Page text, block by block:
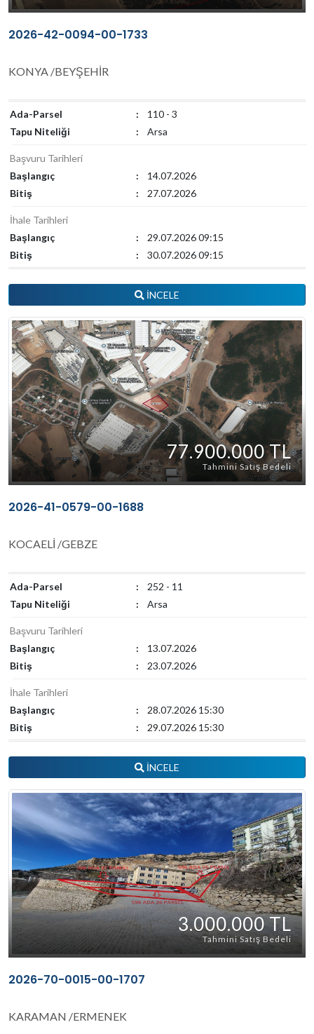
2026-42-0094-00-1733
KONYA /BEYŞEHİR
Ada-Parsel :
110 - 3
Tapu Niteliği
: Arsa
Başvuru Tarihleri
Başlangıç
:
14.07.2026
Bitiş
: 27.07.2026
İhale Tarihleri
Başlangıç
:
29.07.2026 09:15
Bitiş
: 30.07.2026 09:15
İNCELE
77.900.000 TL
Tahmini Satış Bedeli
2026-41-0579-00-1688
KOCAELİ /GEBZE
Ada-Parsel :
252 - 11
Tapu Niteliği
: Arsa
Başvuru Tarihleri
Başlangıç
:
13.07.2026
Bitiş
: 23.07.2026
İhale Tarihleri
Başlangıç
:
28.07.2026 15:30
Bitiş
: 29.07.2026 15:30
İNCELE
3.000.000 TL
Tahmini Satış Bedeli
2026-70-0015-00-1707
KARAMAN /ERMENEK